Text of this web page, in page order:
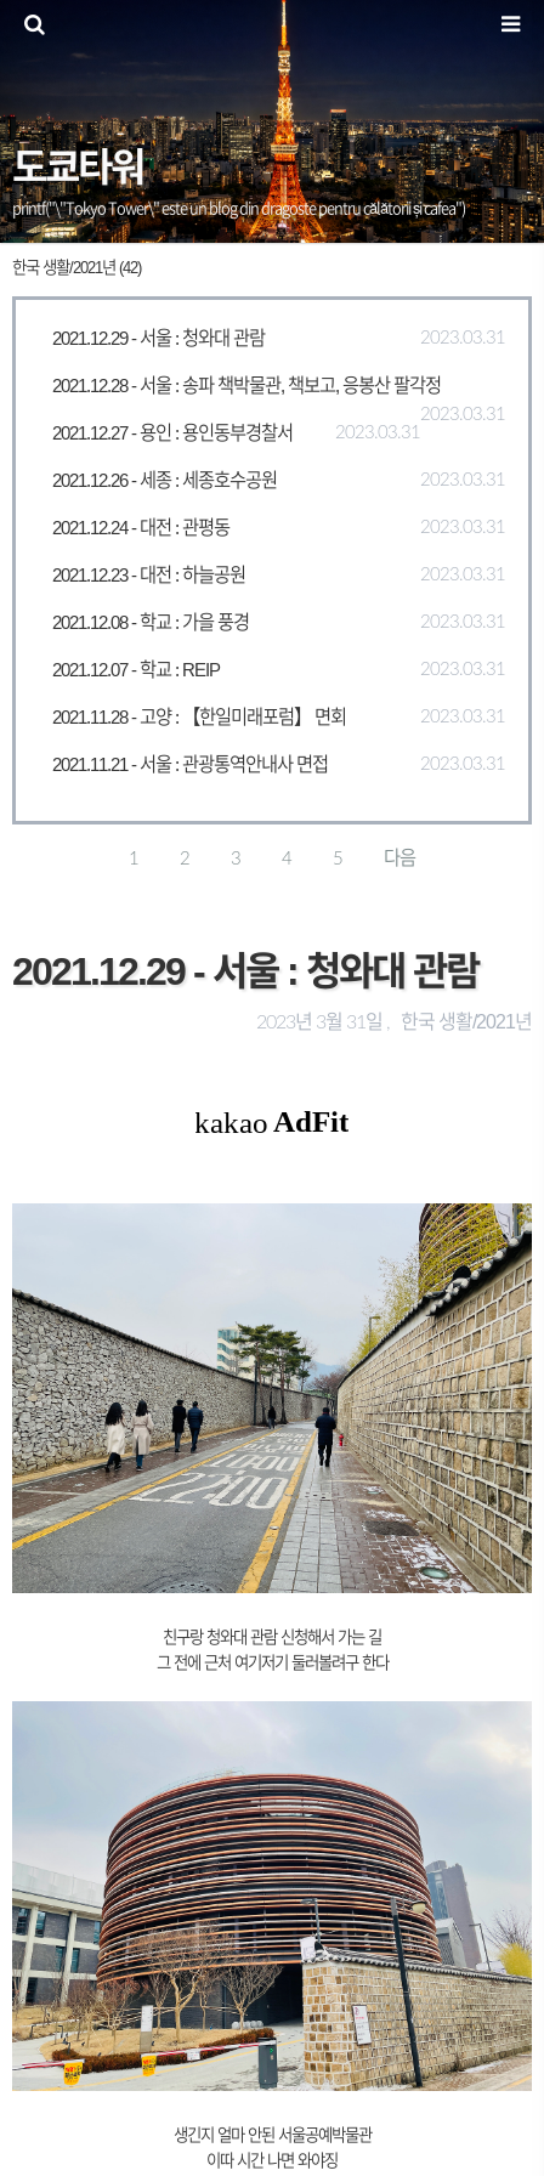
도쿄타워
printf("\"Tokyo Tower\" este un blog din dragoste pentru călătorii și cafea")
한국 생활/2021년 (42)
2021.12.29 - 서울 : 청와대 관람 2023.03.31
2021.12.28 - 서울 : 송파 책박물관, 책보고, 응봉산 팔각정
2023.03.31
2021.12.27 - 용인 : 용인동부경찰서 2023.03.31
2021.12.26 - 세종 : 세종호수공원 2023.03.31
2021.12.24 - 대전 : 관평동 2023.03.31
2021.12.23 - 대전 : 하늘공원 2023.03.31
2021.12.08 - 학교 : 가을 풍경 2023.03.31
2021.12.07 - 학교 : REIP 2023.03.31
2021.11.28 - 고양 : 【한일미래포럼】 면회 2023.03.31
2021.11.21 - 서울 : 관광통역안내사 면접 2023.03.31
1 2 3 4 5 다음
2021.12.29 - 서울 : 청와대 관람
2023년 3월 31일 , 한국 생활/2021년
친구랑 청와대 관람 신청해서 가는 길
그 전에 근처 여기저기 둘러볼려구 한다
생긴지 얼마 안된 서울공예박물관
이따 시간 나면 와야징